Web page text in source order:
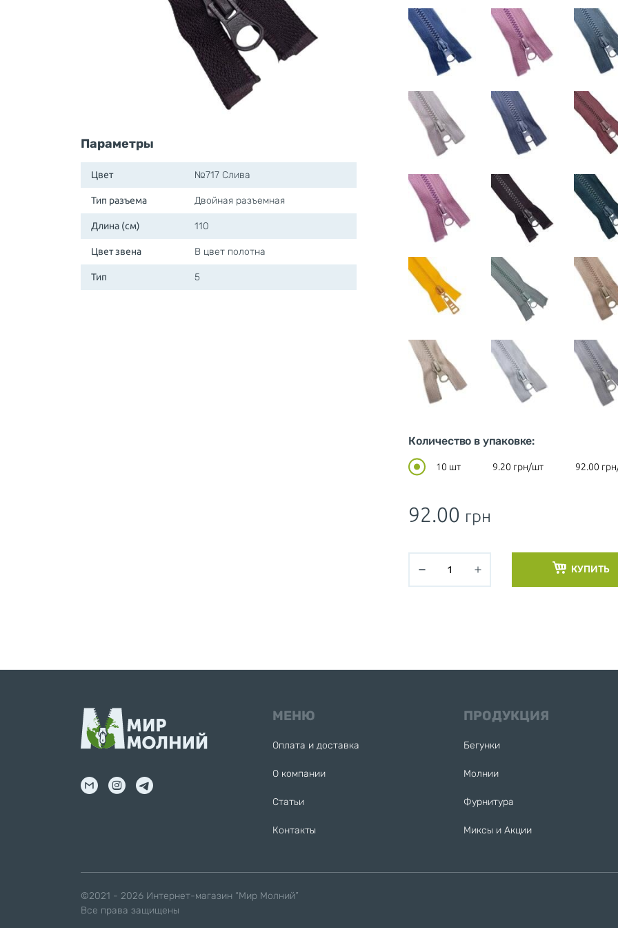
Параметры
Цвет №717 Слива
Тип разъема Двойная разъемная
Длина (см) 110
Цвет звена В цвет полотна
Тип 5
Количество в упаковке:
10 шт 9.20 грн/шт 92.00
92.00 грн
КУПИТЬ
МЕНЮ
Оплата и доставка
О компании
Статьи
Контакты
ПРОДУКЦИЯ
Бегунки
Молнии
Фурнитура
Миксы и Акции
©2021 - 2026 Интернет-магазин “Мир Молний”
Все права защищены